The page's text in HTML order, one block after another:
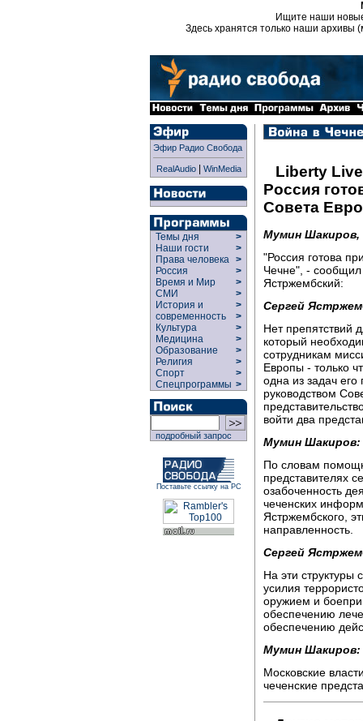
Ищите наши
Здесь хранятся только наши архивы
Эфир Радио Свобода
RealAudio| WinMedia
Темы дня
>
Наши гости
>
Права человека >
Россия
>
Время и Мир
>
СМИ
>
История и
современность
>
>
Культура
>
Медицина
>
Образование
>
Религия
>
Спорт
>
Спецпрограммы >
подробный запрос
Поставьте ссылку на РС
Liberty
Россия
Совета
Мумин Шакиров,
"Россия готова
Чечне", -
Ястржембский:
Сергей
Нет препятствий
который
сотрудникам
Европы - только
одна из задач его
руководством
войти два
Мумин Шакиров:
По словам
представителях
озабоченность
чеченских
Ястржембского,
направленность.
Сергей
На эти структуры
усилия
оружием и
обеспечению
обеспечению
Мумин Шакиров:
Московские
чеченские